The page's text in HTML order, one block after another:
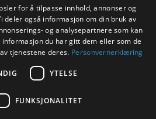
for å tilpasse innhold, annonser og
deler også informasjon om din bruk av
og analysepartnere som kan
du har gitt dem eller som de
tjenestene deres. Personvernerklæring
YTELSE
FUNKSJONALITET